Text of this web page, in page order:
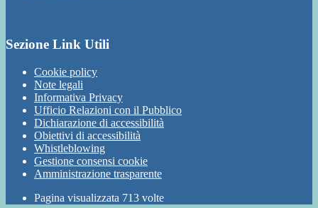
Sezione Link Utili
Cookie policy
Note legali
Informativa Privacy
Ufficio Relazioni con il Pubblico
Dichiarazione di accessibilità
Obiettivi di accessibilità
Whistleblowing
Gestione consensi cookie
Amministrazione trasparente
Pagina visualizzata 713 volte